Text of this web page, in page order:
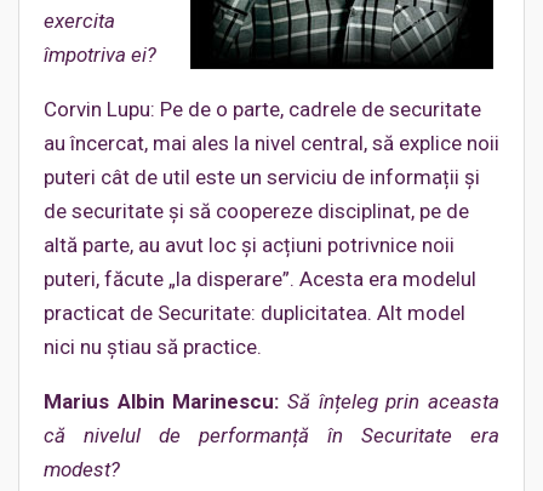
exercita
împotriva ei?
Corvin Lupu: Pe de o parte, cadrele de securitate
au încercat, mai ales la nivel central, să explice noii
puteri cât de util este un serviciu de informații și
de securitate și să coopereze disciplinat, pe de
altă parte, au avut loc și acțiuni potrivnice noii
puteri, făcute „la disperare”. Acesta era modelul
practicat de Securitate: duplicitatea. Alt model
nici nu știau să practice.
Marius Albin Marinescu: Să înțeleg prin aceasta
că nivelul de performanță în Securitate era
modest?